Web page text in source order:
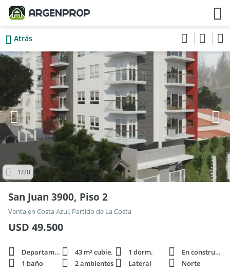
Atrás
1/20
San Juan 3900, Piso 2
Venta en Costa Azul, Partido de La Costa
USD 49.500
Departamento 43 m² cubie. 1 dorm.
En construcción
1 baño
2 ambientes Lateral Norte